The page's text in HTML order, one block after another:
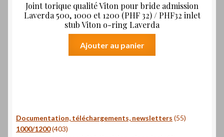
Joint torique qualité Viton pour bride admission
Laverda 500, 1000 et 1200 (PHF 32) / PHF32 inlet
stub Viton o-ring Laverda
Ajouter au panier
Documentation, téléchargements, newsletters 5555
1000/1200 403403